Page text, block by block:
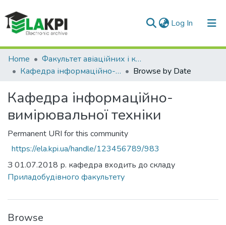
Log In (current)
Communities & Collections
All of DSpace
Home
Факультет авіаційних і космічних систем (ФАКС)
Кафедра інформаційно-вимірювальної техніки
Browse by Date
Кафедра інформаційно-
вимірювальної техніки
Permanent URI for this community
https://ela.kpi.ua/handle/123456789/983
З 01.07.2018 р. кафедра входить до складу
Приладобудівного факультету
Browse